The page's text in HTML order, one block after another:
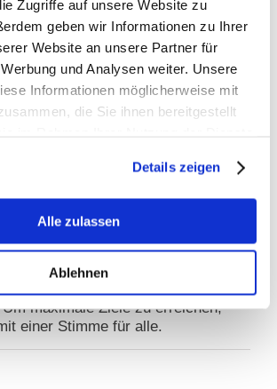
Zugriffe auf unsere Website zu
geben wir Informationen zu Ihrer
Website an unsere Partner für
und Analysen weiter. Unsere
Informationen möglicherweise mit
die Sie ihnen bereitgestellt
Details zeigen
Alle zulassen
Ablehnen
nicht – Kritik an
Das BfTG vertritt die
gesamten Branche im Dialog mit
maximale Ziele zu erreichen,
einer Stimme für alle.